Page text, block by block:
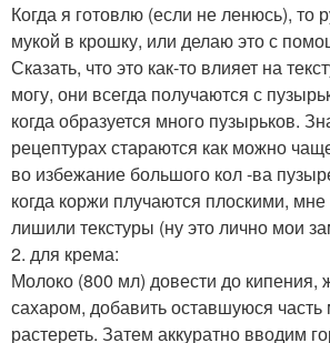
Когда я готовлю (если не ленюсь), то
мукой в крошку, или делаю это с
Сказать, что это как-то влияет на
могу, они всегда получаются с
когда образуется много пузырьков.
рецептурах стараются как можно
во избежание большого кол -ва
когда коржи плучаются плоскими, мне
лишили текстуры (ну это лично мои
2. для крема:
Молоко (800 мл) довести до кипения,
сахаром, добавить оставшуюся часть
растереть. Затем аккуратно вводим